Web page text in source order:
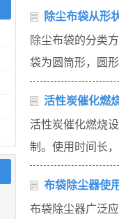
除尘布袋从形
除尘布袋的分类
袋为圆筒形，圆
活性炭催化燃
活性炭催化燃烧
制。使用时间长
布袋除尘器使
布袋除尘器广泛